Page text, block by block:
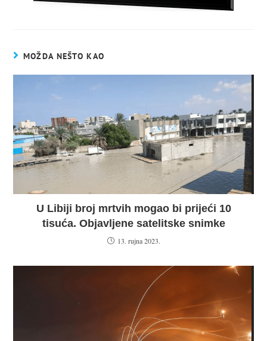
MOŽDA NEŠTO KAO
U Libiji broj mrtvih mogao bi prijeći 10
tisuća. Objavljene satelitske snimke
13. rujna 2023.